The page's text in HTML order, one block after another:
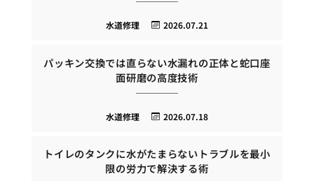
2026.07.21
水道修理
パッキン交換では直らない水漏れの正体と蛇口座
面研磨の高度技術
2026.07.18
水道修理
トイレのタンクに水がたまらないトラブルを最小
限の労力で解決する術